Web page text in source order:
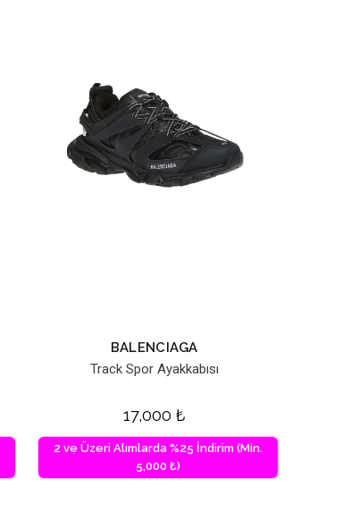
BALENCIAGA
Track Spor Ayakkabısı
17,000 ₺
2 ve Üzeri Alımlarda %25 İndirim (Min.
5,000 ₺)